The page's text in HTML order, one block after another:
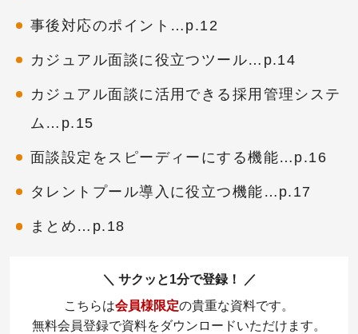
事後対応のポイント…p.12
カジュアル面談に役立つツール…p.14
カジュアル面談に活用できる採用管理システ
ム…p.15
面談設定をスピーディーにする機能…p.16
タレントプール導入に役立つ機能…p.17
まとめ…p.18
サクッと1分で登録！
こちらは会員様限定の貴重な資料です。
無料会員登録で資料をダウンロードいただけます。